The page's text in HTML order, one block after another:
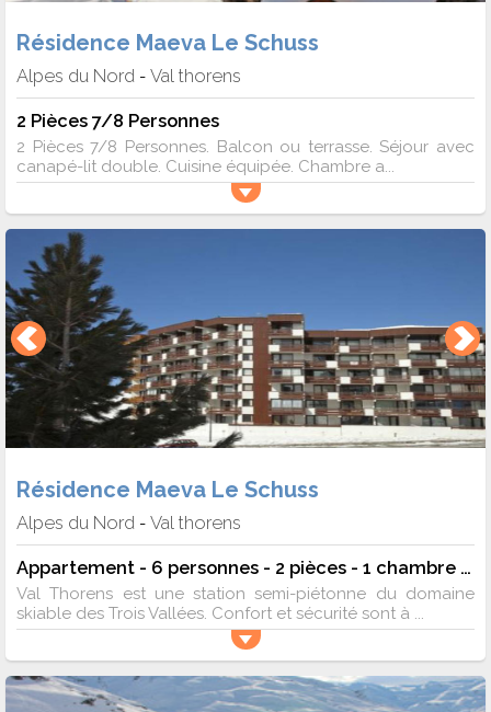
Résidence Maeva Le Schuss
Alpes du Nord - Val thorens
2 Pièces 7/8 Personnes
2 Pièces 7/8 Personnes. Balcon ou terrasse. Séjour avec
canapé-lit double. Cuisine équipée. Chambre a...
Résidence Maeva Le Schuss
Alpes du Nord - Val thorens
Appartement - 6 personnes - 2 pièces - 1 chambre - 35 m²
Val Thorens est une station semi-piétonne du domaine
skiable des Trois Vallées. Confort et sécurité sont à ...